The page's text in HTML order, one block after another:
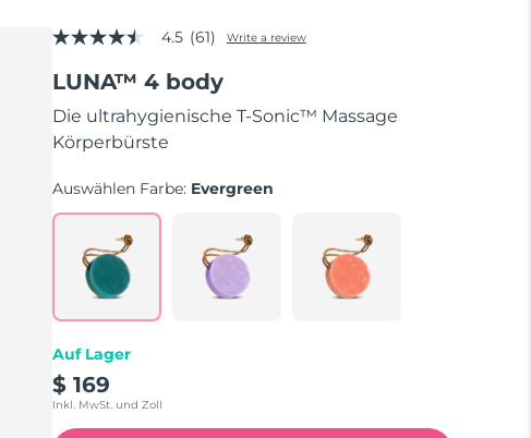
4.5
of
stars,
average
rating
Read
Reviews.
page
link.
4.5 (61) Write a review
LUNA™ 4 body
Die ultrahygienische T-Sonic™ Massage
Körperbürste
Auswählen Farbe: Evergreen
Auf Lager
$ 169
Inkl. MwSt. und Zoll